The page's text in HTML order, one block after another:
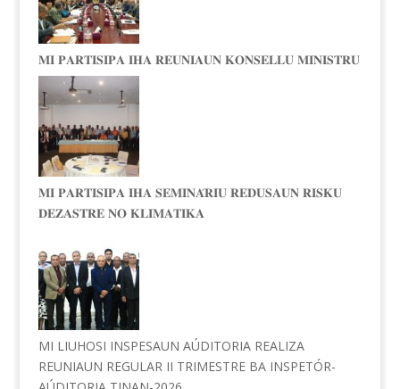
𝐌𝐈 𝐏𝐀𝐑𝐓𝐈𝐒𝐈𝐏𝐀 𝐈𝐇𝐀 𝐑𝐄𝐔𝐍𝐈𝐀𝐔𝐍 𝐊𝐎𝐍𝐒𝐄𝐋𝐋𝐔 𝐌𝐈𝐍𝐈𝐒𝐓𝐑𝐔
𝐌𝐈 𝐏𝐀𝐑𝐓𝐈𝐒𝐈𝐏𝐀 𝐈𝐇𝐀 𝐒𝐄𝐌𝐈𝐍𝐀́𝐑𝐈𝐔 𝐑𝐄𝐃𝐔𝐒𝐀𝐔𝐍 𝐑𝐈𝐒𝐊𝐔
𝐃𝐄𝐙𝐀𝐒𝐓𝐑𝐄 𝐍𝐎 𝐊𝐋𝐈𝐌𝐀𝐓𝐈𝐊𝐀
MI LIUHOSI INSPESAUN AÚDITORIA REALIZA
REUNIAUN REGULAR II TRIMESTRE BA INSPETÓR-